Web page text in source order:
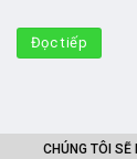
Đọc tiếp
CHÚNG TÔI